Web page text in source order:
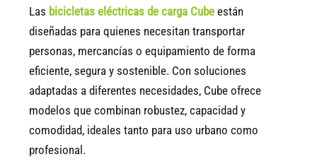
Las bicicletas eléctricas de carga Cube están
diseñadas para quienes necesitan transportar
personas, mercancías o equipamiento de forma
eficiente, segura y sostenible. Con soluciones
adaptadas a diferentes necesidades, Cube ofrece
modelos que combinan robustez, capacidad y
comodidad, ideales tanto para uso urbano como
profesional.